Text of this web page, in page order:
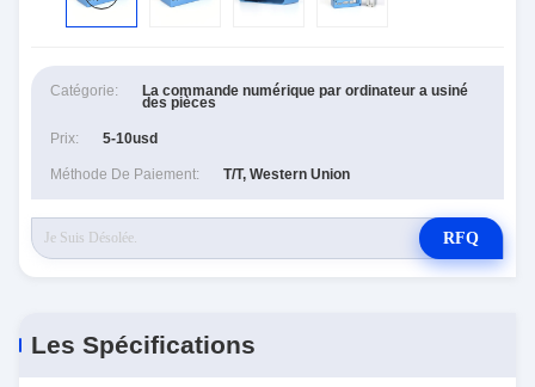
Catégorie: La commande numérique par ordinateur a usiné
des pièces
Prix: 5-10usd
Méthode De Paiement: T/T, Western Union
RFQ
Les Spécifications